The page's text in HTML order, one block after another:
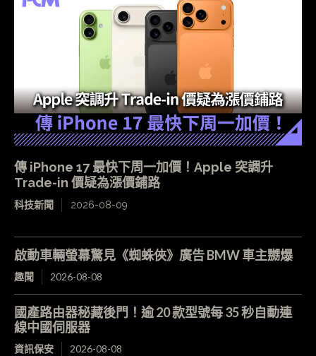
傳 iPhone 17 最快下周一加價！Apple 突調升
Trade-in 價疑為漲價鋪路
科技新聞 2026-08-09
啟動車輛螢幕驚見《蜘蛛俠》廣告 BMW 車主嬲爆
趣聞 2026-08-08
國產路由器秘藏後門！逾 20 款型號每 35 秒自動連
線中國伺服器
資訊保安 2026-08-08